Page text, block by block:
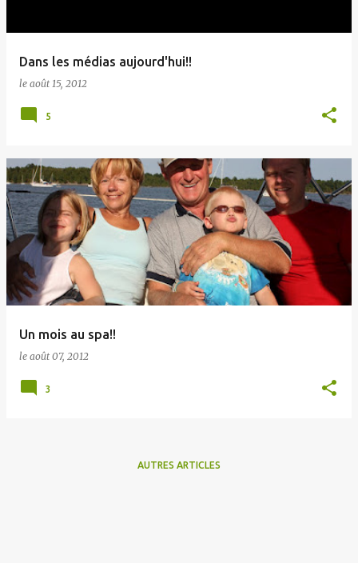
Dans les médias aujourd'hui!!
le août 15, 2012
5
Un mois au spa!!
le août 07, 2012
3
AUTRES ARTICLES